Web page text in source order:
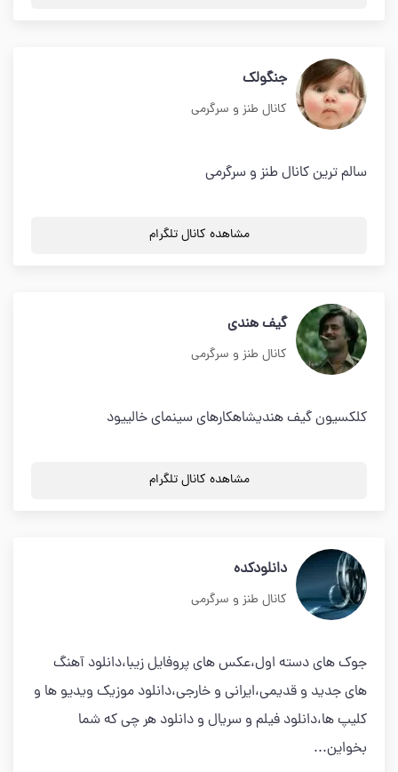
جنگولک
کانال طنز و سرگرمی
سالم ترین کانال طنز و سرگرمی
مشاهده کانال تلگرام
گیف هندی
کانال طنز و سرگرمی
کلکسیون گیف هندیشاهکارهای سینمای خالییود
مشاهده کانال تلگرام
دانلودکده
کانال طنز و سرگرمی
جوک های دسته اول،عکس های پروفایل زیبا،دانلود آهنگ
های جدید و قدیمی،ایرانی و خارجی،دانلود موزیک ویدیو ها و
کلیپ ها،دانلود فیلم و سریال و دانلود هر چی که شما
بخواین...